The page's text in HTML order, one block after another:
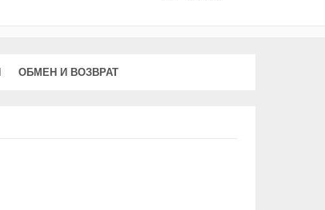
ОБМЕН И ВОЗВРАТ